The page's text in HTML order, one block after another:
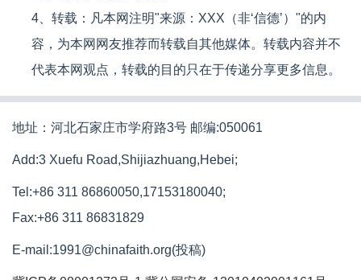
4、转载：凡本网注明"来源：XXX（非‘信德’）"的内
容，为本网网友推荐而转载自其他媒体。转载内容并不
代表本网观点，转载的目的只在于传递分享更多信息。
地址：河北石家庄市学府路3号 邮编:050061
Add:3 Xuefu Road,Shijiazhuang,Hebei;
Tel:+86 311 86860050,17153180040;
Fax:+86 311 86831829
E-mail:1991@chinafaith.org(投稿)